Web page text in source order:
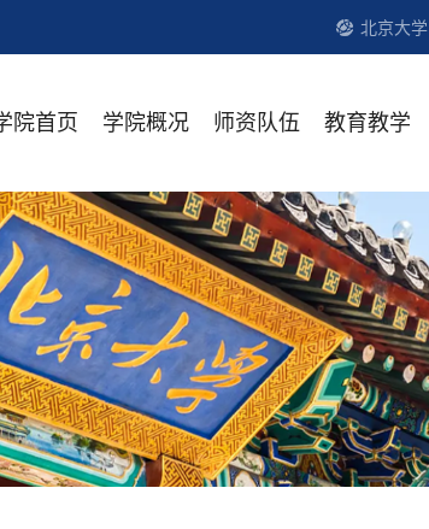
北京大学
院首页 学院概况 师资队伍 教育教学